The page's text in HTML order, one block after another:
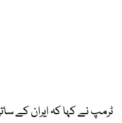
ٹرمپ نے کہا کہ ایران کے